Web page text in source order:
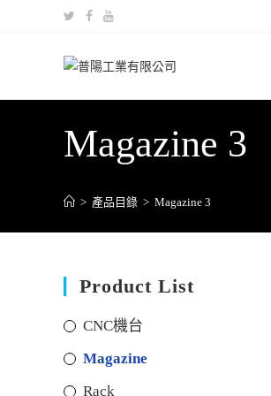
Magazine 3
> 產品目錄 > Magazine 3
Product List
CNC機台
Magazine
Rack